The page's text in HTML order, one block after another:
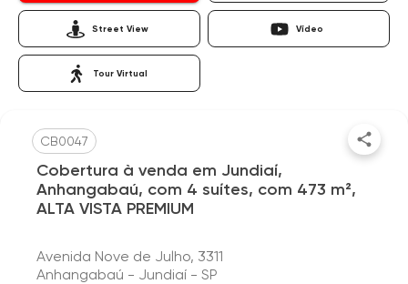
Street View Vídeo
Tour Virtual
CB0047
Cobertura à venda em Jundiaí,
Anhangabaú, com 4 suítes, com 473 m²,
ALTA VISTA PREMIUM
Avenida Nove de Julho, 3311
Anhangabaú - Jundiaí - SP